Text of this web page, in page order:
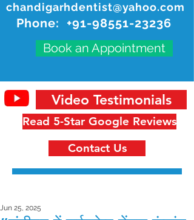
chandigarhdentist@yahoo.com
Phone: +91-98551-23236
Book an Appointment
Read 5-Star Google Reviews
Video Testimonials
Contact Us
Jun 25, 2025